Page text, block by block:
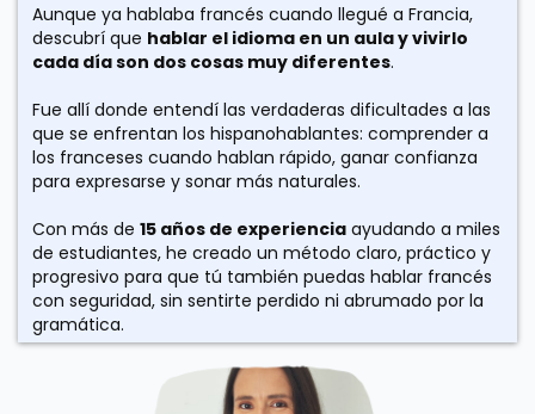
Aunque ya hablaba francés cuando llegué a Francia,
descubrí que hablar el idioma en un aula y vivirlo
cada día son dos cosas muy diferentes.
Fue allí donde entendí las verdaderas dificultades a las
que se enfrentan los hispanohablantes: comprender a
los franceses cuando hablan rápido, ganar confianza
para expresarse y sonar más naturales.
Con más de 15 años de experiencia ayudando a miles
de estudiantes, he creado un método claro, práctico y
progresivo para que tú también puedas hablar francés
con seguridad, sin sentirte perdido ni abrumado por la
gramática.